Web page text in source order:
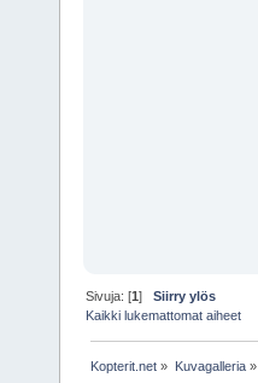
Sivuja: [1]Siirry ylös
Kaikki lukemattomat aiheet
Kopterit.net » Kuvagalleria»